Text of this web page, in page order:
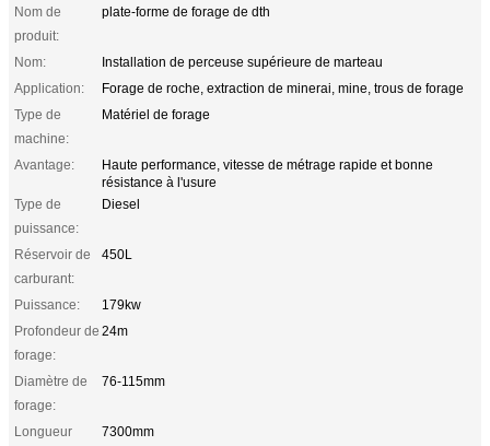
Nom de
produit:
plate-forme de forage de dth
Nom:
Installation de perceuse supérieure de marteau
Application:
Forage de roche, extraction de minerai, mine, trous de forage
Type de
machine:
Matériel de forage
Avantage:
Haute performance, vitesse de métrage rapide et bonne
résistance à l'usure
Type de
puissance:
Diesel
Réservoir de
carburant:
450L
Puissance:
179kw
Profondeur de
forage:
24m
Diamètre de
forage:
76-115mm
Longueur
7300mm